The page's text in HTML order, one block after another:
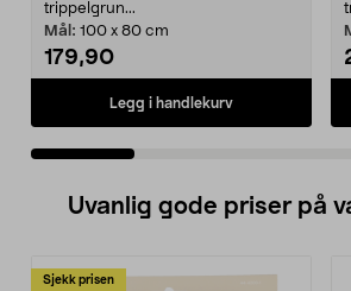
trippelgrun...
Mål: 100 x 80 cm
179,90
Legg i handlekurv
Uvanlig gode priser på
Sjekk prisen